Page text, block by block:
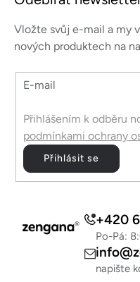
Vložte svůj e-mail a my
nových produktech na
E-mail
Přihlášením k odběru
podmínkami ochrany
Přihlásit se
+420
Po-Pá:
napište